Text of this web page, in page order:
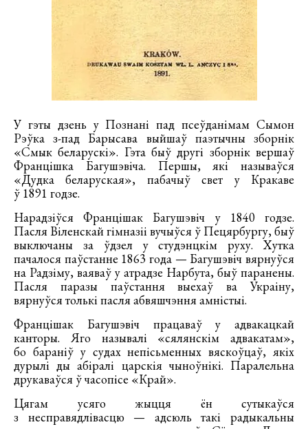
У гэты дзень у Познані пад псеўданімам Сымон
Рэўка з-пад Барысава выйшаў паэтычны зборнік
«Смык беларускі». Гэта быў другі зборнік вершаў
Францішка Багушэвіча. Першы, які называўся
«Дудка беларуская», пабачыў свет у Кракаве
ў 1891 годзе.
Нарадзіўся Францішак Багушэвіч у 1840 годзе.
Пасля Віленскай гімназіі вучыўся ў Пецярбургу, быў
выключаны за ўдзел у студэнцкім руху. Хутка
пачалося паўстанне 1863 года — Багушэвіч вярнуўся
на Радзіму, ваяваў у атрадзе Нарбута, быў паранены.
Пасля паразы паўстання выехаў ва Украіну,
вярнуўся толькі пасля абвяшчэння амністыі.
Францішак Багушэвіч працаваў у адвакацкай
канторы. Яго называлі «сялянскім адвакатам»,
бо бараніў у судах непісьменных вяскоўцаў, якіх
дурылі ды абіралі царскія чыноўнікі. Паралельна
друкаваўся ў часопісе «Край».
Цягам усяго жыцця ён сутыкаўся
з несправядлівасцю — адсюль такі радыкальны